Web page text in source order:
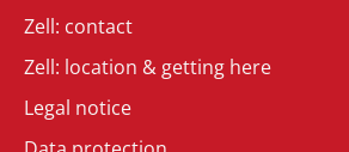
Zell: contact
Zell: location & getting here
Legal notice